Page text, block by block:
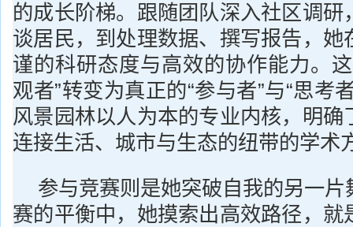
的成长阶梯。跟随团队深入社区调研
谈居民，到处理数据、撰写报告，她
谨的科研态度与高效的协作能力。
观者”转变为真正的“参与者”与“思考
风景园林以人为本的专业内核，明确
连接生活、城市与生态的纽带的学术
参与竞赛则是她突破自我的另一
赛的平衡中，她摸索出高效路径，就